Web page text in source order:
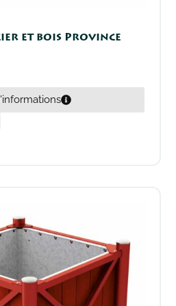
et bois Province